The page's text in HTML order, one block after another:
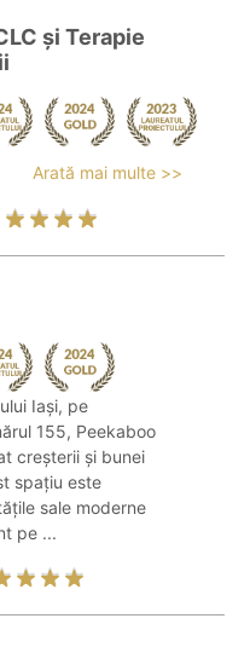
și Terapie
Arată mai multe >>
Iași, pe
155, Peekaboo
creșterii și bunei
spațiu este
sale moderne
pe ...